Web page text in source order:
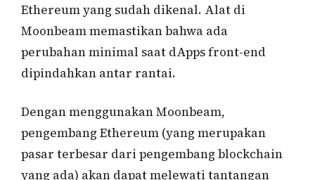
Ethereum yang sudah dikenal. Alat di
Moonbeam memastikan bahwa ada
perubahan minimal saat dApps front-end
dipindahkan antar rantai.
Dengan menggunakan Moonbeam,
pengembang Ethereum (yang merupakan
pasar terbesar dari pengembang blockchain
yang ada) akan dapat melewati tantangan